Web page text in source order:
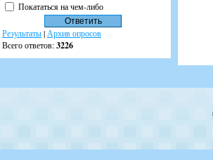
Покататься на чем-либо
Результаты| Архив опросов
Всего ответов:3226